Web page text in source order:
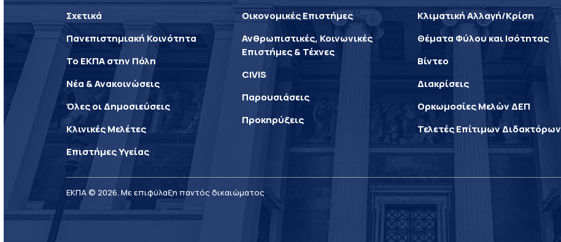
Σχετικά
Πανεπιστημιακή Κοινότητα
Το ΕΚΠΑ στην Πόλη
Νέα & Ανακοινώσεις
Όλες οι Δημοσιεύσεις
Κλινικές Μελέτες
Επιστήμες Υγείας
Οικονομικές Επιστήμες
Ανθρωπιστικές, Κοινωνικές
Επιστήμες & Τέχνες
CIVIS
Παρουσιάσεις
Προκηρύξεις
Κλιματική Αλλαγή/Κρίση
Θέματα Φύλου και Ισότητας
Βίντεο
Διακρίσεις
Ορκωμοσίες Μελών ΔΕΠ
Τελετές Επίτιμων Διδακτόρων
ΕΚΠΑ © 2026. Με επιφύλαξη παντός δικαιώματος